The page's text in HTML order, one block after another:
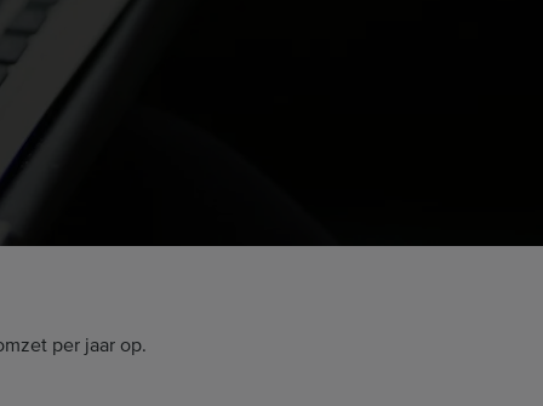
per jaar op.